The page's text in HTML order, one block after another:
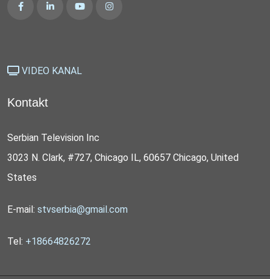
VIDEO KANAL
Kontakt
Serbian Television Inc
3023 N. Clark, #727, Chicago IL, 60657 Chicago, United
States
E-mail: stvserbia@gmail.com
Tel: +18664826272